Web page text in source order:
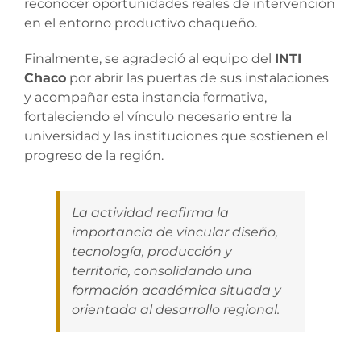
reconocer oportunidades reales de intervención
en el entorno productivo chaqueño.
Finalmente, se agradeció al equipo del INTI
Chacopor abrir las puertas de sus instalaciones
y acompañar esta instancia formativa,
fortaleciendo el vínculo necesario entre la
universidad y las instituciones que sostienen el
progreso de la región.
La actividad reafirma la
importancia de vincular diseño,
tecnología, producción y
territorio, consolidando una
formación académica situada y
orientada al desarrollo regional.